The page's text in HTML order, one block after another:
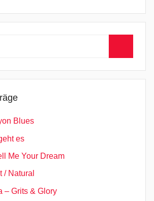
Blues
es
Me Your Dream
/ Natural
– Grits & Glory